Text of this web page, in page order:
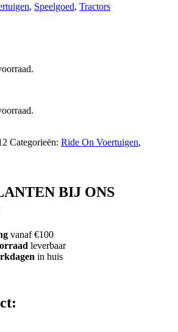
, Speelgoed, Tractors
Categorieën: Ride On Voertuigen,
BIJ ONS
vanaf €100
leverbaar
in huis